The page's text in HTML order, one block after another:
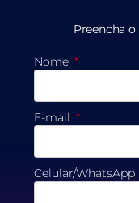
Preencha o
Nome
E-mail
Celular/WhatsApp